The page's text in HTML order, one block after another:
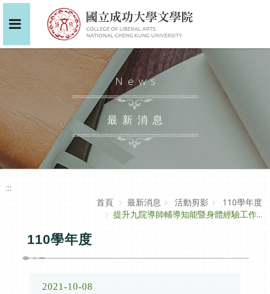
News
最新消息
:::
首頁
最新消息 活動剪影
110學年度
提升九院導師輔導知能暨身體經驗工作...
110學年度
2021-10-08